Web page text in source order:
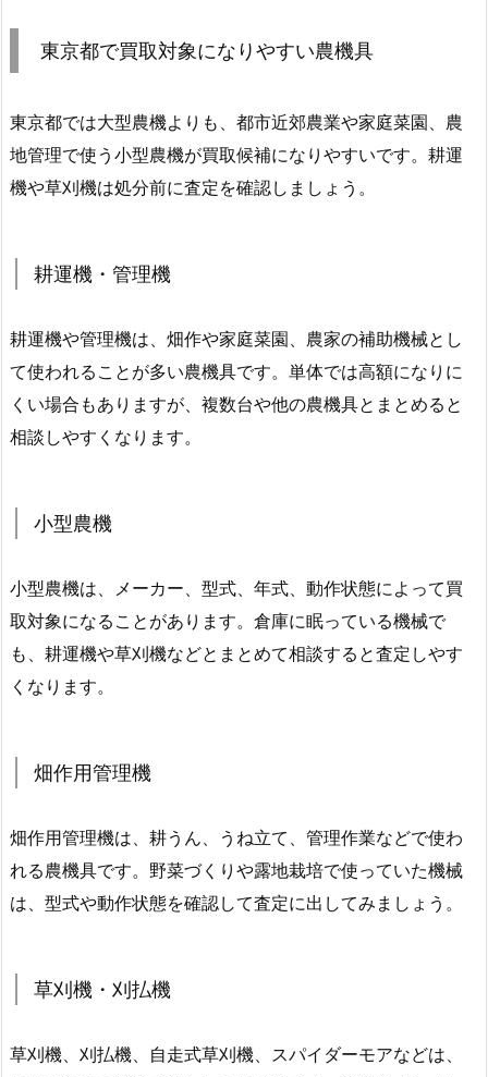
東京都で買取対象になりやすい農機具
東京都では大型農機よりも、都市近郊農業や家庭菜園、農
地管理で使う小型農機が買取候補になりやすいです。耕運
機や草刈機は処分前に査定を確認しましょう。
耕運機・管理機
耕運機や管理機は、畑作や家庭菜園、農家の補助機械とし
て使われることが多い農機具です。単体では高額になりに
くい場合もありますが、複数台や他の農機具とまとめると
相談しやすくなります。
小型農機
小型農機は、メーカー、型式、年式、動作状態によって買
取対象になることがあります。倉庫に眠っている機械で
も、耕運機や草刈機などとまとめて相談すると査定しやす
くなります。
畑作用管理機
畑作用管理機は、耕うん、うね立て、管理作業などで使わ
れる農機具です。野菜づくりや露地栽培で使っていた機械
は、型式や動作状態を確認して査定に出してみましょう。
草刈機・刈払機
草刈機、刈払機、自走式草刈機、スパイダーモアなどは、